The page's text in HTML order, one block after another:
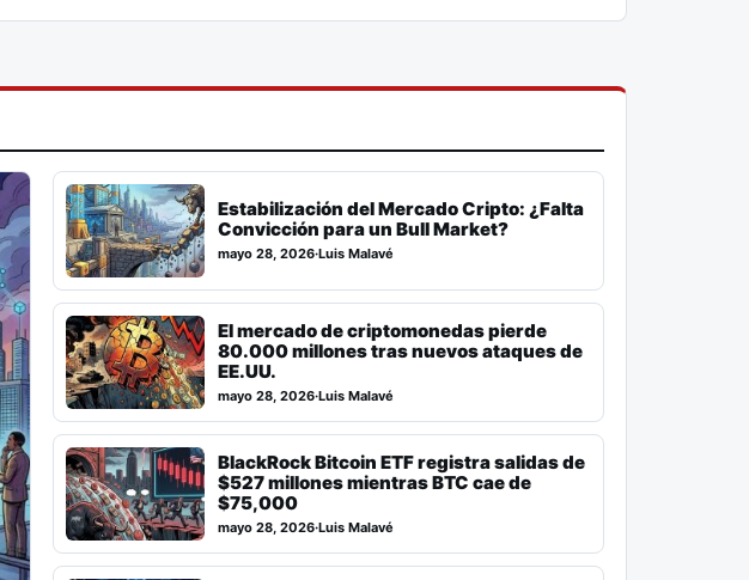
Estabilización del Mercado Cripto: ¿Falta
Convicción para un Bull Market?
mayo 28, 2026·Luis Malavé
El mercado de criptomonedas pierde
80.000 millones tras nuevos ataques de
EE.UU.
mayo 28, 2026·Luis Malavé
BlackRock Bitcoin ETF registra salidas de
$527 millones mientras BTC cae de
$75,000
mayo 28, 2026·Luis Malavé